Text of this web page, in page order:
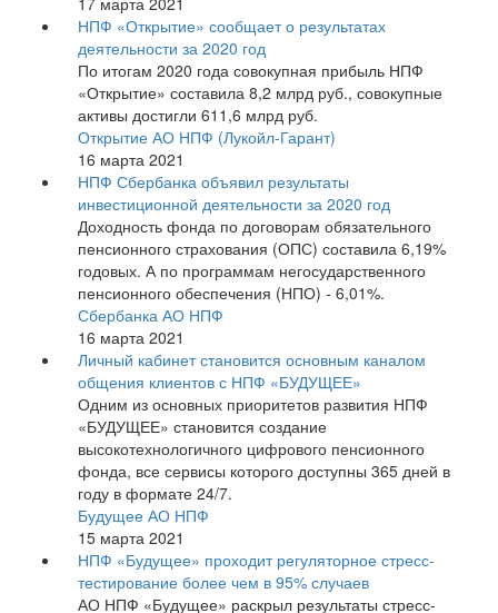
НПФ «Открытие» сообщает о результатах
деятельности за 2020 год
По итогам 2020 года совокупная прибыль НПФ
«Открытие» составила 8,2 млрд руб., совокупные
активы достигли 611,6 млрд руб.
Открытие АО НПФ (Лукойл-Гарант)
16 марта 2021
НПФ Сбербанка объявил результаты
инвестиционной деятельности за 2020 год
Доходность фонда по договорам обязательного
пенсионного страхования (ОПС) составила 6,19%
годовых. А по программам негосударственного
пенсионного обеспечения (НПО) - 6,01%.
Сбербанка АО НПФ
16 марта 2021
Личный кабинет становится основным каналом
общения клиентов с НПФ «БУДУЩЕЕ»
Одним из основных приоритетов развития НПФ
«БУДУЩЕЕ» становится создание
высокотехнологичного цифрового пенсионного
фонда, все сервисы которого доступны 365 дней в
году в формате 24/7.
Будущее АО НПФ
15 марта 2021
НПФ «Будущее» проходит регуляторное стресс-
тестирование более чем в 95% случаев
АО НПФ «Будущее» раскрыл результаты стресс-